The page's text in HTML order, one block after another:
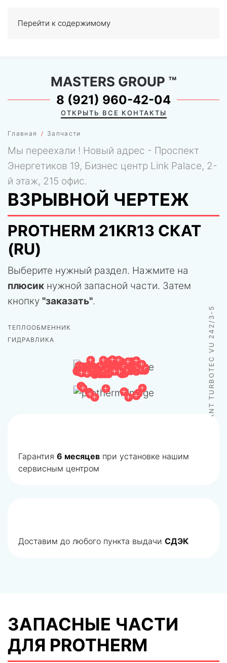
Перейти к содержимому
0
Главная Запчасти
MASTERS GROUP ™
8 (921) 960-42-04
ОТКРЫТЬ ВСЕ КОНТАКТЫ
Мы переехали ! Новый адрес - Проспект
Энергетиков 19, Бизнес центр Link Palace, 2-
й этаж, 215 офис.
ВЗРЫВНОЙ ЧЕРТЕЖ
PROTHERM 21KR13 СКАТ
(RU)
Выберите нужный раздел. Нажмите на
плюсик нужной запасной части. Затем
кнопку "заказать".
ТЕПЛООБМЕННИК
ГИДРАВЛИКА
Гарантия 6 месяцев при установке нашим
сервисным центром
Доставим до любого пункта выдачи СДЭК
VAILLANT TURBOTEC VU 242/3-5
ЗАПАСНЫЕ ЧАСТИ
ДЛЯ PROTHERM